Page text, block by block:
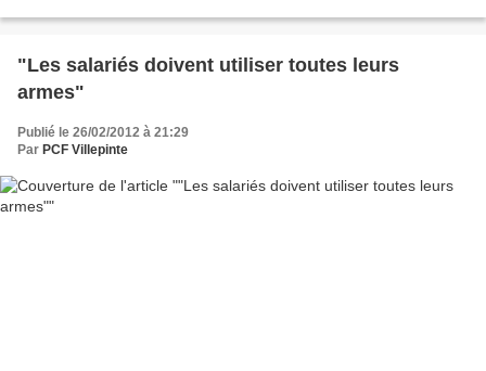
"Les salariés doivent utiliser toutes leurs
armes"
Publié le 26/02/2012 à 21:29
Par PCF Villepinte